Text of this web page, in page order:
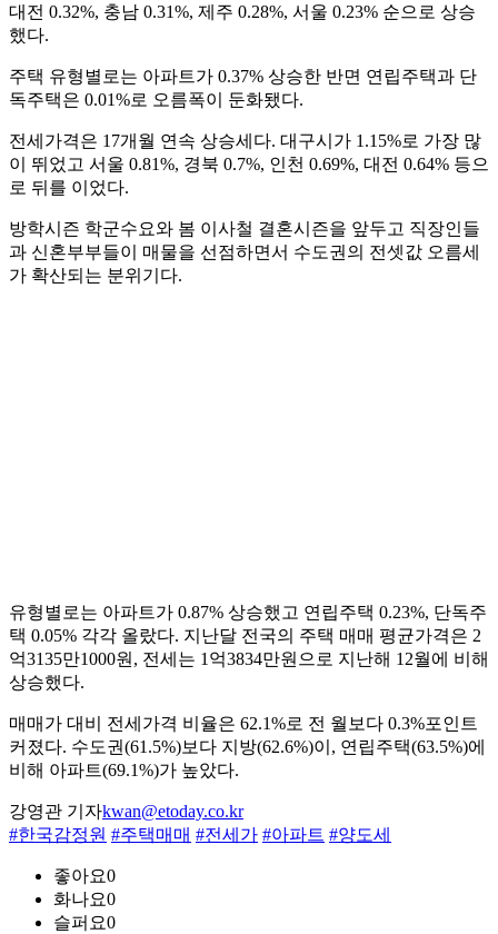
대전 0.32%, 충남 0.31%, 제주 0.28%, 서울 0.23% 순으로 상승
했다.
주택 유형별로는 아파트가 0.37% 상승한 반면 연립주택과 단
독주택은 0.01%로 오름폭이 둔화됐다.
전세가격은 17개월 연속 상승세다. 대구시가 1.15%로 가장 많
이 뛰었고 서울 0.81%, 경북 0.7%, 인천 0.69%, 대전 0.64% 등으
로 뒤를 이었다.
방학시즌 학군수요와 봄 이사철 결혼시즌을 앞두고 직장인들
과 신혼부부들이 매물을 선점하면서 수도권의 전셋값 오름세
가 확산되는 분위기다.
유형별로는 아파트가 0.87% 상승했고 연립주택 0.23%, 단독주
택 0.05% 각각 올랐다. 지난달 전국의 주택 매매 평균가격은 2
억3135만1000원, 전세는 1억3834만원으로 지난해 12월에 비해
상승했다.
매매가 대비 전세가격 비율은 62.1%로 전 월보다 0.3%포인트
커졌다. 수도권(61.5%)보다 지방(62.6%)이, 연립주택(63.5%)에
비해 아파트(69.1%)가 높았다.
강영관 기자kwan@etoday.co.kr
#한국감정원 #주택매매 #전세가 #아파트 #양도세
좋아요0
화나요0
슬퍼요0